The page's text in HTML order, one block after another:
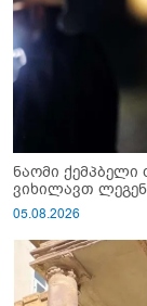
ნაომი
ვიხილავთ
05.08.2026